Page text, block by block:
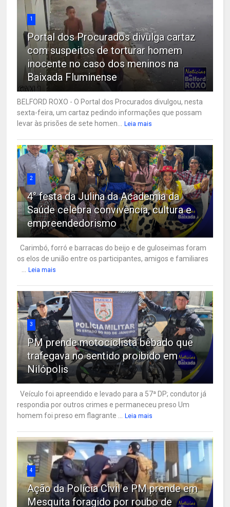
1
Portal dos Procurados divulga cartaz
com suspeitos de torturar homem
inocente no caso dos meninos na
Baixada Fluminense
BELFORD ROXO - O Portal dos Procurados divulgou, nesta
sexta-feira, um cartaz pedindo informações que possam
levar às prisões de sete homen...
Leia mais
2
4° festa da Julina da Academia da
Saúde celebra convivência, cultura e
empreendedorismo
Carimbó, forró e barracas do beijo e de guloseimas foram
os elos de união entre os participantes, amigos e familiares
Leia mais
3
PM prende motociclista bêbado que
trafegava no sentido proibido em
Nilópolis
Veículo foi apreendido e levado para a 57ª DP; condutor já
respondia por outros crimes e permaneceu preso Um
homem foi preso em flagrante ...
Leia mais
4
Ação da Polícia Civil e PM prende em
Mesquita foragido por roubo de